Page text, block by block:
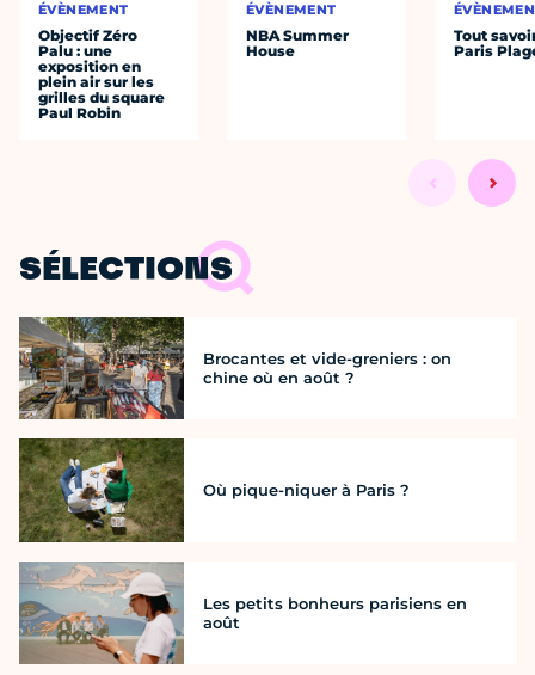
ÉVÈNEMENT
Objectif Zéro
Palu : une
exposition en
plein air sur les
grilles du square
Paul Robin
ÉVÈNEMENT
NBA Summer
House
Tout
Paris
SÉLECTIONS
Brocantes et vide-greniers : on
chine où en août ?
Où pique-niquer à Paris ?
Les petits bonheurs parisiens en
août